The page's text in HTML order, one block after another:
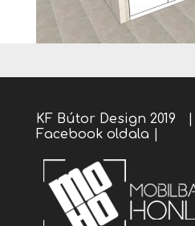
KF Bútor Design 2019 |
Facebook oldala